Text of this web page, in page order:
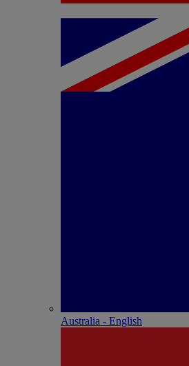
Australia - English